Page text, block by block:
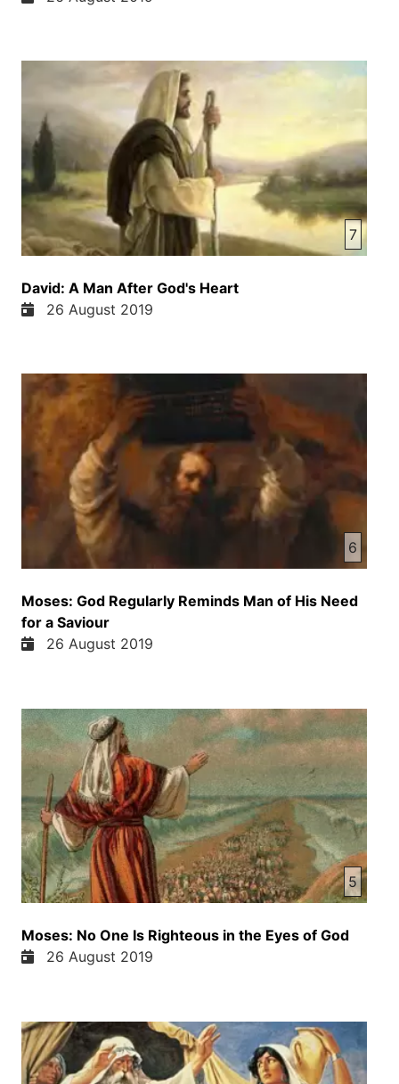
7
David: A Man After God's Heart
26 August 2019
6
Moses: God Regularly Reminds Man of His Need
for a Saviour
26 August 2019
5
Moses: No One Is Righteous in the Eyes of God
26 August 2019